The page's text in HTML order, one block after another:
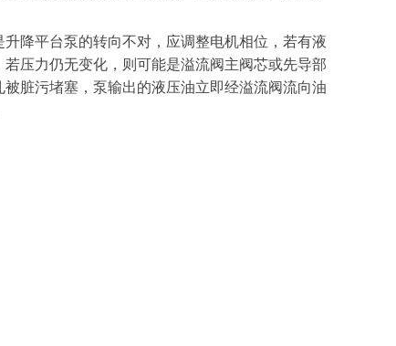
降平台泵的转向不对，应调整电机相位，若有液
压力仍无变化，则可能是溢流阀主阀芯或先导部
脏污堵塞，泵输出的液压油立即经溢流阀流向油